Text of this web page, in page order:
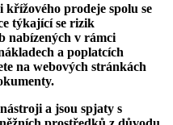
křížového prodeje spolu se
týkající se rizik
nabízených v rámci
a poplatcích
na webových stránkách
a jsou spjaty s